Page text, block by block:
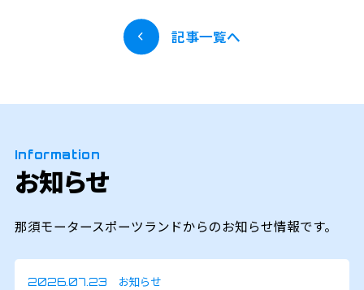
記事一覧へ
Information
お知らせ
那須モータースポーツランドからのお知らせ情報です。
2026.07.23 お知らせ